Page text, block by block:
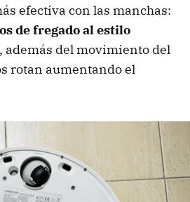
efectiva con las manchas:
de fregado al estilo
además del movimiento del
rotan aumentando el